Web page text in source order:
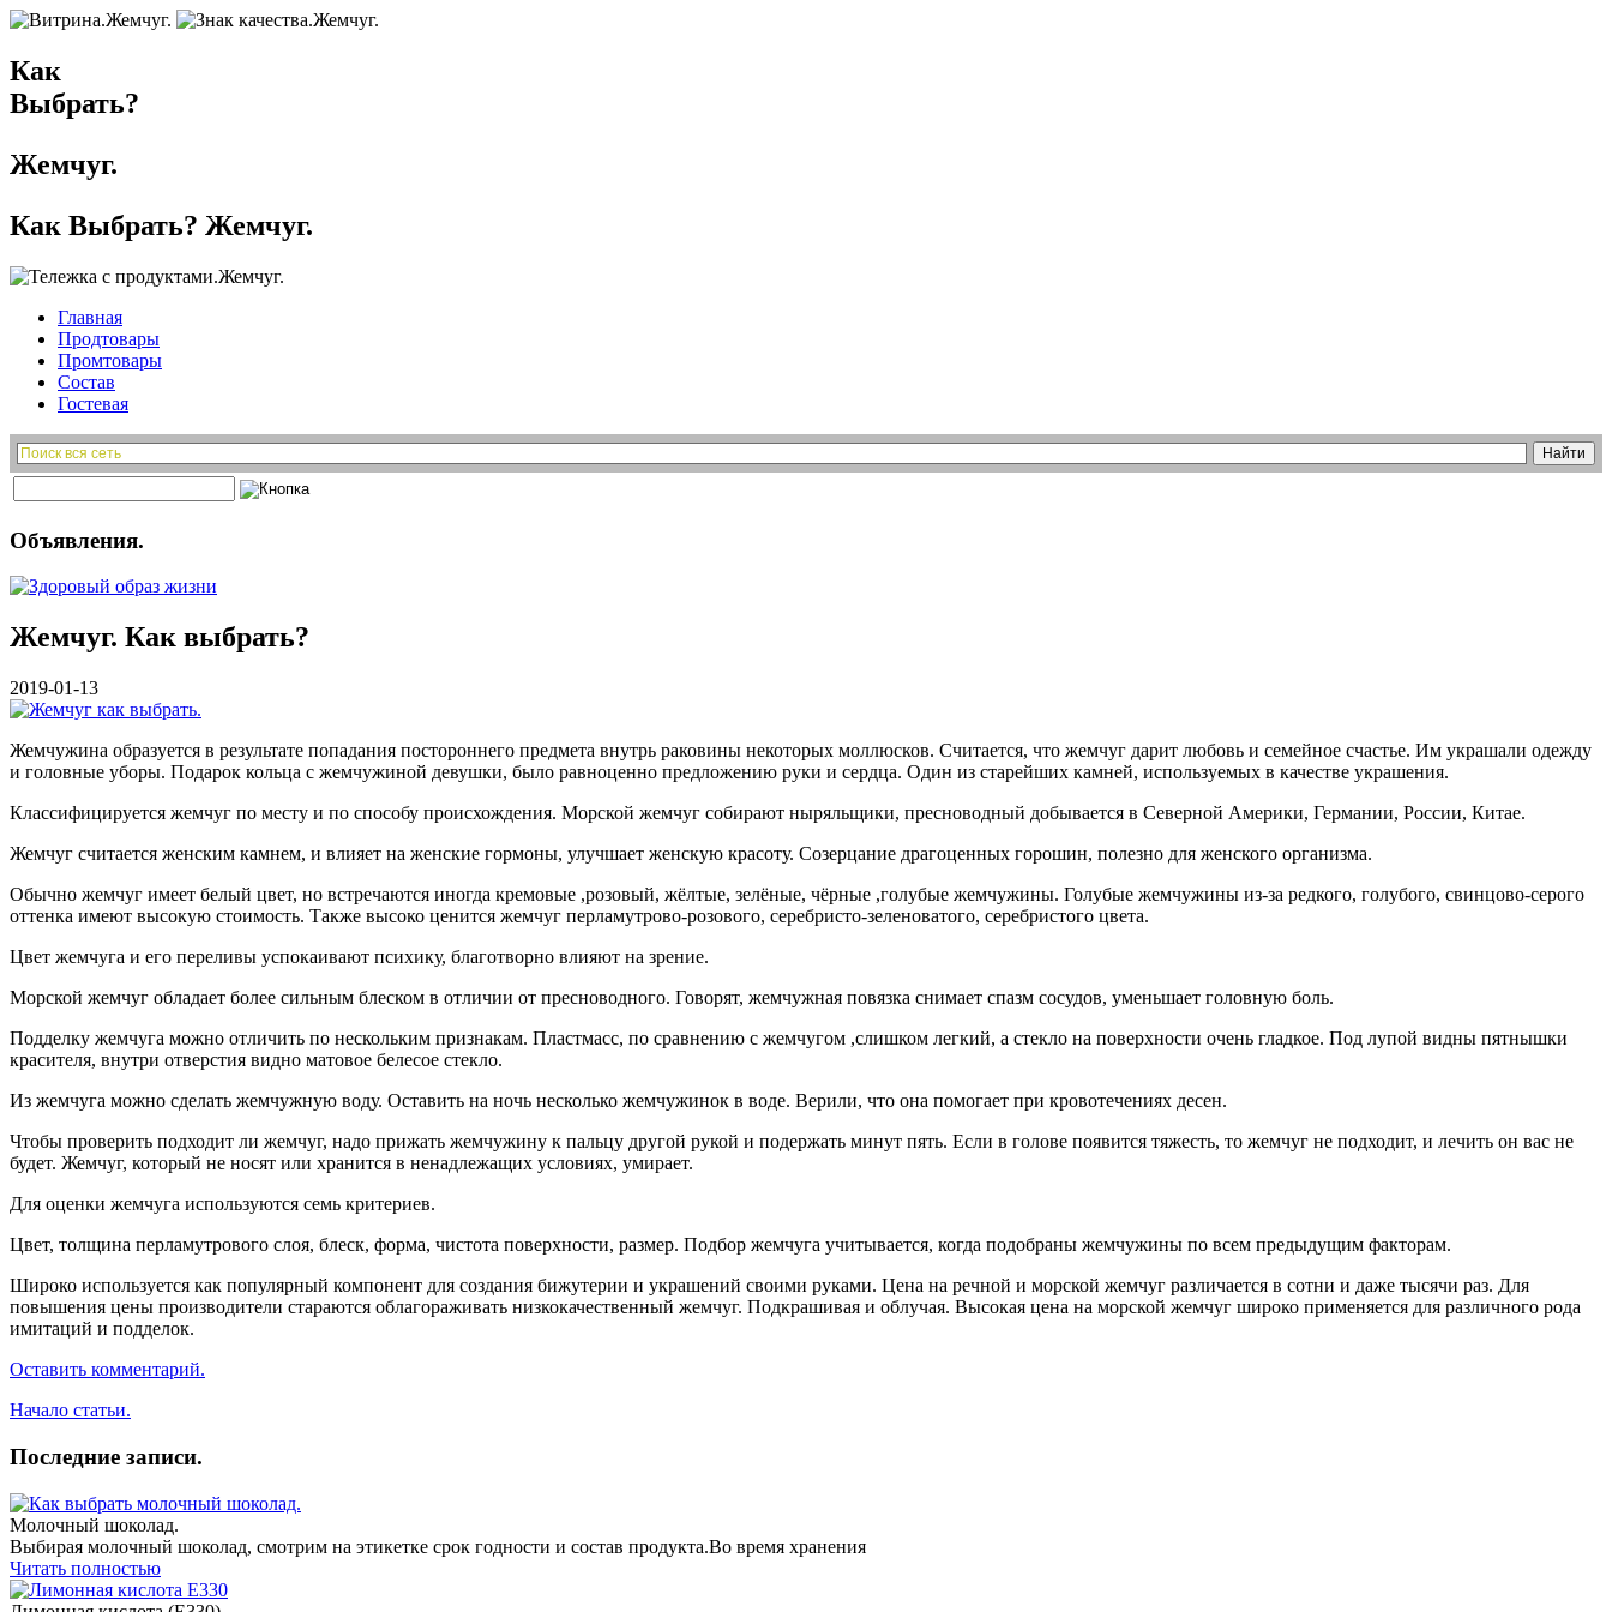
Как
Выбрать?
Жемчуг.
Как Выбрать? Жемчуг.
Главная
Продтовары
Промтовары
Состав
Гостевая
Объявления.
Жемчуг. Как выбрать?
2019-01-13
Жемчужина образуется в результате попадания постороннего предмета внутрь раковины некоторых моллюсков. Считается, что жемчуг дарит любовь и семейное счастье. Им украшали одежду
и головные уборы. Подарок кольца с жемчужиной девушки, было равноценно предложению руки и сердца. Один из старейших камней, используемых в качестве украшения.
Классифицируется жемчуг по месту и по способу происхождения. Морской жемчуг собирают ныряльщики, пресноводный добывается в Северной Америки, Германии, России, Китае.
Жемчуг считается женским камнем, и влияет на женские гормоны, улучшает женскую красоту. Созерцание драгоценных горошин, полезно для женского организма.
Обычно жемчуг имеет белый цвет, но встречаются иногда кремовые ,розовый, жёлтые, зелёные, чёрные ,голубые жемчужины. Голубые жемчужины из-за редкого, голубого, свинцово-серого
оттенка имеют высокую стоимость. Также высоко ценится жемчуг перламутрово-розового, серебристо-зеленоватого, серебристого цвета.
Цвет жемчуга и его переливы успокаивают психику, благотворно влияют на зрение.
Морской жемчуг обладает более сильным блеском в отличии от пресноводного. Говорят, жемчужная повязка снимает спазм сосудов, уменьшает головную боль.
Подделку жемчуга можно отличить по нескольким признакам. Пластмасс, по сравнению с жемчугом ,слишком легкий, а стекло на поверхности очень гладкое. Под лупой видны пятнышки
красителя, внутри отверстия видно матовое белесое стекло.
Из жемчуга можно сделать жемчужную воду. Оставить на ночь несколько жемчужинок в воде. Верили, что она помогает при кровотечениях десен.
Чтобы проверить подходит ли жемчуг, надо прижать жемчужину к пальцу другой рукой и подержать минут пять. Если в голове появится тяжесть, то жемчуг не подходит, и лечить он вас не
будет. Жемчуг, который не носят или хранится в ненадлежащих условиях, умирает.
Для оценки жемчуга используются семь критериев.
Цвет, толщина перламутрового слоя, блеск, форма, чистота поверхности, размер. Подбор жемчуга учитывается, когда подобраны жемчужины по всем предыдущим факторам.
Широко используется как популярный компонент для создания бижутерии и украшений своими руками. Цена на речной и морской жемчуг различается в сотни и даже тысячи раз. Для
повышения цены производители стараются облагораживать низкокачественный жемчуг. Подкрашивая и облучая. Высокая цена на морской жемчуг широко применяется для различного рода
имитаций и подделок.
Оставить комментарий.
Начало статьи.
Последние записи.
Молочный шоколад.
Выбирая молочный шоколад, смотрим на этикетке срок годности и состав продукта.Во время хранения
Читать полностью